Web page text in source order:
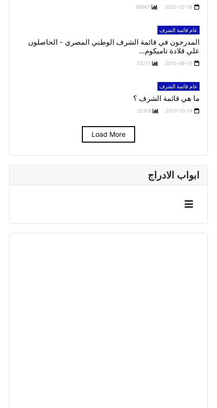
ابواب الادراج
2022-02-18
66967
عام قائمة الشرف
المدرجون في قائمة الشرف الوطني المصري - الحاصلون
علي قلادة تاميكوم...
2015-06-19
33217
عام قائمة الشرف
ما هي قائمة الشرف ؟
2013-10-14
32318
Load More